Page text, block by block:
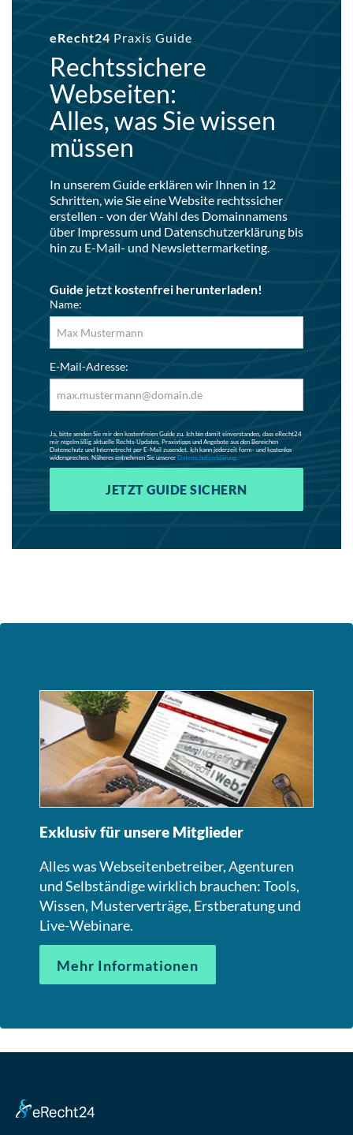
eRecht24 Praxis Guide
Rechtssichere
Webseiten:
Alles, was Sie wissen
müssen
In unserem Guide erklären wir Ihnen in 12
Schritten, wie Sie eine Website rechtssicher
erstellen - von der Wahl des Domainnamens
über Impressum und Datenschutzerklärung bis
hin zu E-Mail- und Newslettermarketing.
Guide jetzt kostenfrei herunterladen!
Name:
E-Mail-Adresse:
Ja, bitte senden Sie mir den kostenfreien Guide zu. Ich bin damit einverstanden, dass eRecht24
mir regelmäßig aktuelle Rechts-Updates, Praxistipps und Angebote aus den Bereichen
Datenschutz und Internetrecht per E-Mail zusendet. Ich kann jederzeit form- und kostenlos
widersprechen. Näheres entnehmen Sie unserer Datenschutzerklärung.
JETZT GUIDE SICHERN
Exklusiv für unsere Mitglieder
Alles was Webseitenbetreiber, Agenturen
und Selbständige wirklich brauchen: Tools,
Wissen, Musterverträge, Erstberatung und
Live-Webinare.
Mehr Informationen